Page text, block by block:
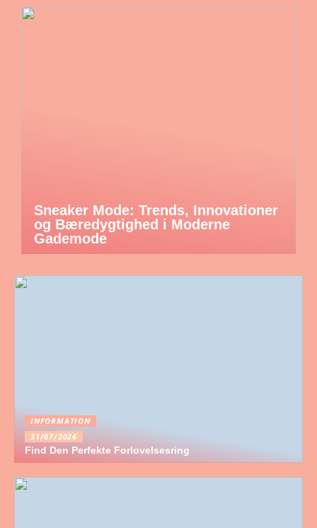
Sneaker Mode: Trends, Innovationer
og Bæredygtighed i Moderne
Gademode
INFORMATION
31/07/2026
Find Den Perfekte Forlovelsesring